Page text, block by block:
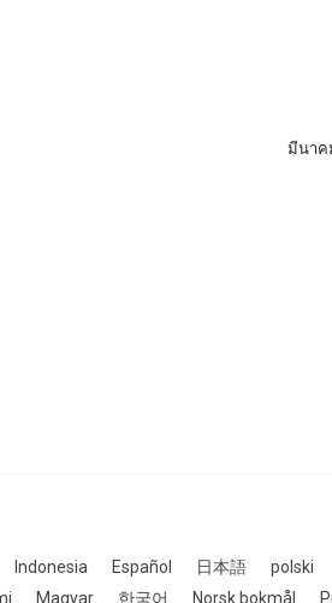
มีนาค
Indonesia Español 日本語 polski
Magyar 한국어 Norsk bokmål